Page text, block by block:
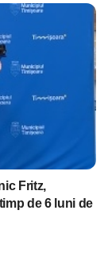
Fritz,
de 6 luni de